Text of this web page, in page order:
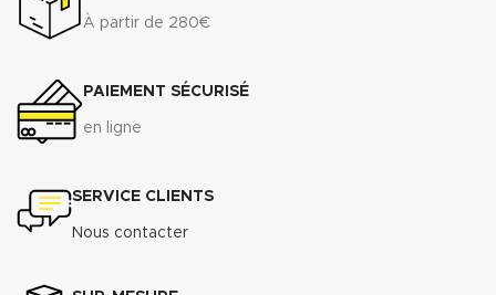
Classe métrologique A. Corps en
fonte revêtu, offrant une grande
Raccordement à brides du DN 50
au DN 300
À partir de 280€
PAIEMENT SÉCURISÉ
en ligne
SERVICE CLIENTS
Nous contacter